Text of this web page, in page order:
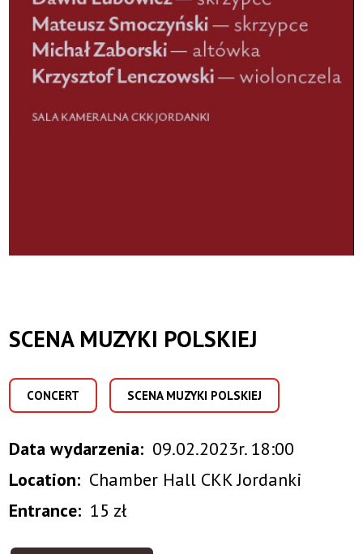
SCENA MUZYKI POLSKIEJ
CONCERT SCENA MUZYKI POLSKIEJ
Data wydarzenia
09.02.2023r. 18:00
Location
Chamber Hall CKK Jordanki
Entrance
15 zł